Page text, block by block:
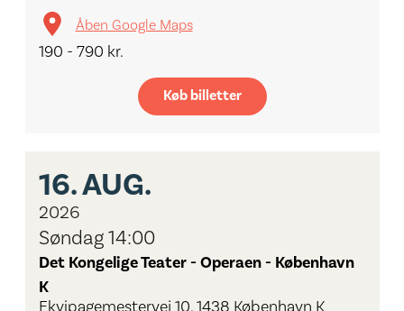
Åben Google Maps
190 - 790 kr.
Køb billetter
16.AUG.
2026
Søndag 14:00
Det Kongelige Teater - Operaen - København
K